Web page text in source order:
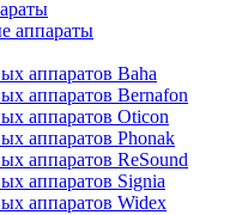
аппараты
аппаратов Baha
аппаратов Bernafon
аппаратов Oticon
аппаратов Phonak
аппаратов ReSound
аппаратов Signia
аппаратов Widex